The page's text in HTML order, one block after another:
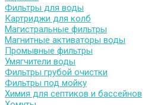
Фильтры для воды
Картриджи для колб
Магистральные фильтры
Магнитные активаторы воды
Промывные фильтры
Умягчители воды
Фильтры грубой очистки
Фильтры под мойку
Химия для септиков и бассейнов